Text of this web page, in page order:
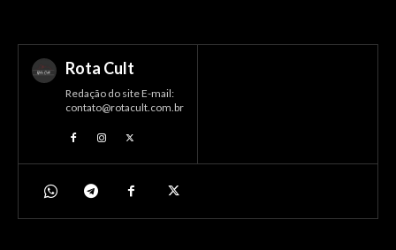
Rota Cult
Redação do site E-mail:
contato@rotacult.com.br